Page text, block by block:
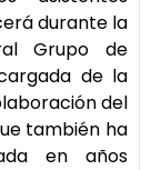
durante la
Grupo de
de la
del
también ha
en años